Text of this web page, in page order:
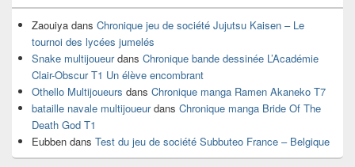
Zaouiya dans Chronique jeu de société Jujutsu Kaisen – Le
tournoi des lycées jumelés
Snake multijoueurdans Chronique bande dessinée L’Académie
Clair-Obscur T1 Un élève encombrant
Othello Multijoueurs dans Chronique manga Ramen Akaneko T7
bataille navale multijoueurdans Chronique manga Bride Of The
Death God T1
Eubben dans Test du jeu de société Subbuteo France – Belgique